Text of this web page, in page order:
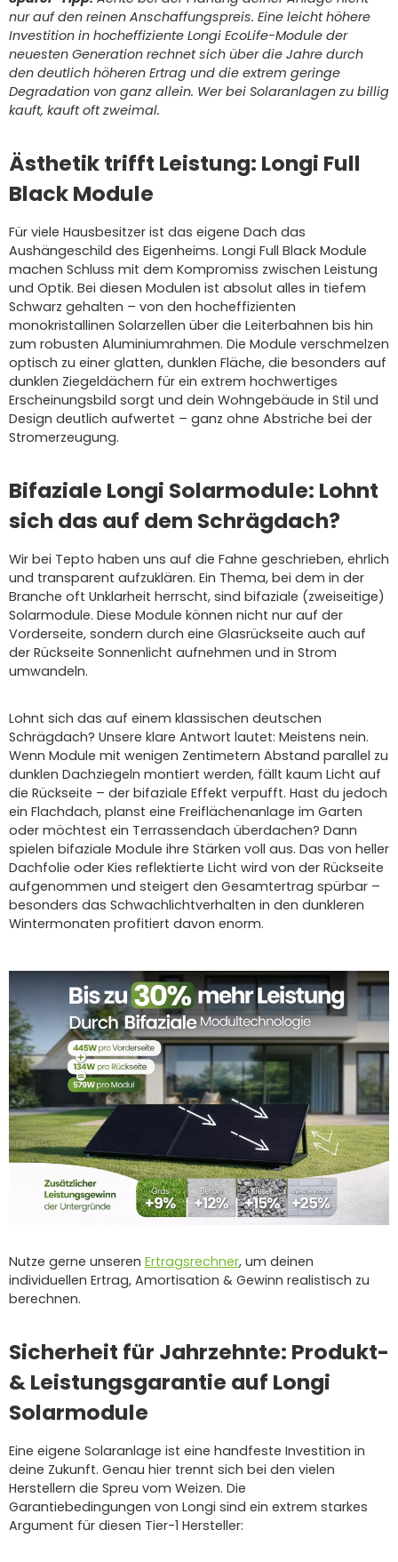
nur auf den reinen Anschaffungspreis. Eine leicht höhere
Investition in hocheffiziente Longi EcoLife-Module der
neuesten Generation rechnet sich über die Jahre durch
den deutlich höheren Ertrag und die extrem geringe
Degradation von ganz allein. Wer bei Solaranlagen zu billig
kauft, kauft oft zweimal.
Ästhetik trifft Leistung: Longi Full
Black Module
Für viele Hausbesitzer ist das eigene Dach das
Aushängeschild des Eigenheims. Longi Full Black Module
machen Schluss mit dem Kompromiss zwischen Leistung
und Optik. Bei diesen Modulen ist absolut alles in tiefem
Schwarz gehalten – von den hocheffizienten
monokristallinen Solarzellen über die Leiterbahnen bis hin
zum robusten Aluminiumrahmen. Die Module verschmelzen
optisch zu einer glatten, dunklen Fläche, die besonders auf
dunklen Ziegeldächern für ein extrem hochwertiges
Erscheinungsbild sorgt und dein Wohngebäude in Stil und
Design deutlich aufwertet – ganz ohne Abstriche bei der
Stromerzeugung.
Bifaziale Longi Solarmodule: Lohnt
sich das auf dem Schrägdach?
Wir bei Tepto haben uns auf die Fahne geschrieben, ehrlich
und transparent aufzuklären. Ein Thema, bei dem in der
Branche oft Unklarheit herrscht, sind bifaziale (zweiseitige)
Solarmodule. Diese Module können nicht nur auf der
Vorderseite, sondern durch eine Glasrückseite auch auf
der Rückseite Sonnenlicht aufnehmen und in Strom
umwandeln.
Lohnt sich das auf einem klassischen deutschen
Schrägdach? Unsere klare Antwort lautet: Meistens nein.
Wenn Module mit wenigen Zentimetern Abstand parallel zu
dunklen Dachziegeln montiert werden, fällt kaum Licht auf
die Rückseite – der bifaziale Effekt verpufft. Hast du jedoch
ein Flachdach, planst eine Freiflächenanlage im Garten
oder möchtest ein Terrassendach überdachen? Dann
spielen bifaziale Module ihre Stärken voll aus. Das von heller
Dachfolie oder Kies reflektierte Licht wird von der Rückseite
aufgenommen und steigert den Gesamtertrag spürbar –
besonders das Schwachlichtverhalten in den dunkleren
Wintermonaten profitiert davon enorm.
Nutze gerne unseren Ertragsrechner, um deinen
individuellen Ertrag, Amortisation & Gewinn realistisch zu
berechnen.
Sicherheit für Jahrzehnte: Produkt-
& Leistungsgarantie auf Longi
Solarmodule
Eine eigene Solaranlage ist eine handfeste Investition in
deine Zukunft. Genau hier trennt sich bei den vielen
Herstellern die Spreu vom Weizen. Die
Garantiebedingungen von Longi sind ein extrem starkes
Argument für diesen Tier-1 Hersteller: